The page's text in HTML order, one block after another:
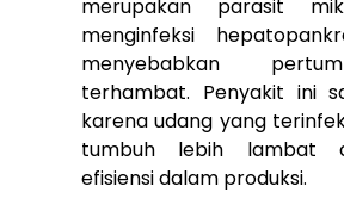
merupakan parasit
menginfeksi
menyebabkan
terhambat. Penyakit ini
karena udang yang
tumbuh lebih lambat
efisiensi dalam produksi.